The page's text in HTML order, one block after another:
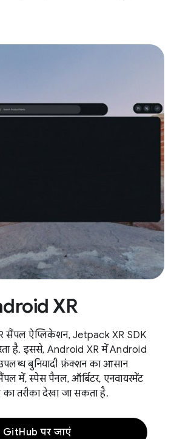
XR
सैंपल ऐप्लिकेशन, Jetpack XR SDK
है. इससे, Android XR में Android
बुनियादी फ़ंक्शन का आसान
में, स्पेस पैनल, ऑर्बिटर, एनवायरमेंट
तरीका देखा जा सकता है.
GitHub पर जाएं